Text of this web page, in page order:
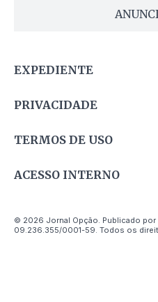
EXPEDIENTE
PRIVACIDADE
TERMOS DE USO
ACESSO INTERNO
© 2026 Jornal Opção. Publicado por
09.236.355/0001-59. Todos os